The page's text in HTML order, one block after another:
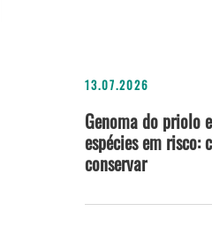
13.07.2026
Genoma do priolo
espécies em risco:
conservar